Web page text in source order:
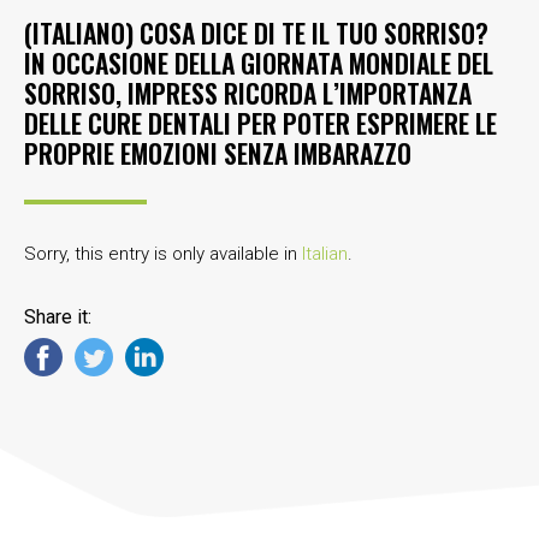
(ITALIANO) COSA DICE DI TE IL TUO SORRISO?
IN OCCASIONE DELLA GIORNATA MONDIALE DEL
SORRISO, IMPRESS RICORDA L’IMPORTANZA
DELLE CURE DENTALI PER POTER ESPRIMERE LE
PROPRIE EMOZIONI SENZA IMBARAZZO
Sorry, this entry is only available in Italian.
Share it: